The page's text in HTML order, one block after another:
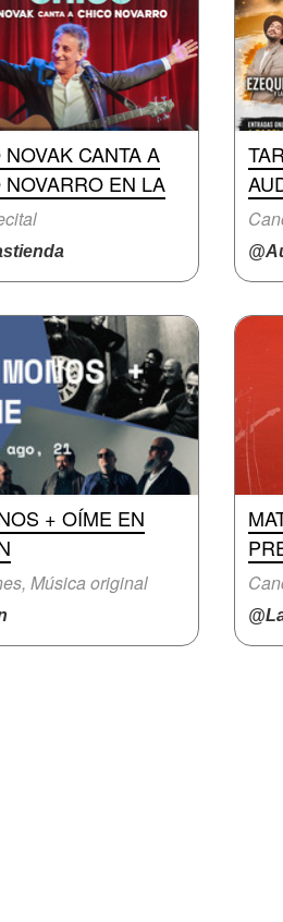
NOVAK CANTA A
EN LA
+ OÍME EN
Música original